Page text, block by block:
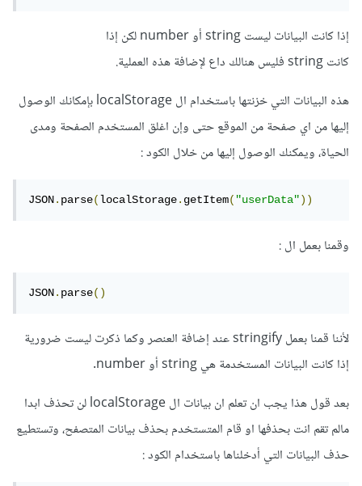
إذا كانت البيانات ليست string أو number لكن إذا
كانت string فليس هنالك داع لإضافة هذه العملية.
هذه البيانات التي خزنتها باستخدام ال localStorage بإمكانك الوصول
إليها من اي صفحة من الموقع حتى وإن اغلق المستخدم الصفحة ومدى
الحياة، ويمكنك الوصول إليها من خلال الكود :
JSON.parse(localStorage.getItem("userData"))
وقمنا بعمل ال :
JSON.parse()
لأننا قمنا بعمل stringify عند إضافة العنصر وكما ذكرت ليست ضرورية
إذا كانت البيانات المستخدمة هي string أو number.
بعد قول هذا يجب ان تعلم ان بيانات ال localStorage لن تحذف ابدا
مالم تقم انت بحذفها او قام المتستخدم بحذف بيانات المتصفح، وتستطيع
حذف البيانات التي أدخلناها باستخدام الكود :